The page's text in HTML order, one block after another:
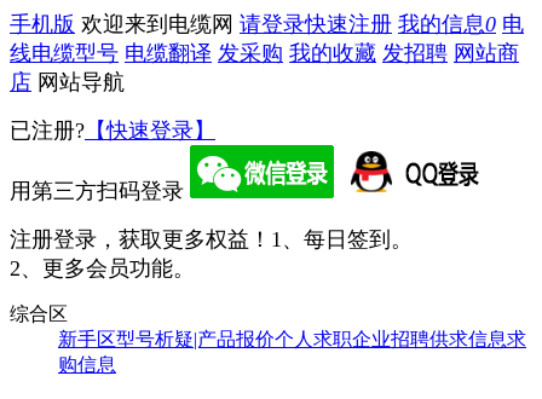
手机版 欢迎来到电缆网 请登录快速注册 我的信息0 电
线电缆型号 电缆翻译 发采购 我的收藏 发招聘 网站商
店 网站导航
已注册? 【快速登录】
用第三方扫码登录
注册登录，获取更多权益！ 1、每日签到。
2、更多会员功能。
综合区
新手区型号析疑|产品报价个人求职企业招聘供求信息求
购信息